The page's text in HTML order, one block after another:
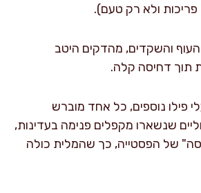
ולא רק טעם).
והשקדים, מהדקים היטב
תוך דחיסה קלה.
ב-3–4 עלי פילו נוספים, כל אחד מוברש
שנשארו מקפלים פנימה בעדינות,
של הפסטייה, כך שהמלית כולה